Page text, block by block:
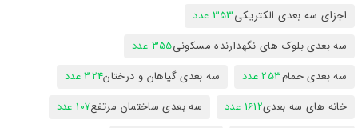
اجزای سه بعدی الکتریکی353 عدد
سه بعدی بلوک های نگهدارنده مسکونی355 عدد
سه بعدی حمام253 عدد سه بعدی گیاهان و درختان324 عدد
خانه های سه بعدی1612 عدد سه بعدی ساختمان مرتفع107 عدد